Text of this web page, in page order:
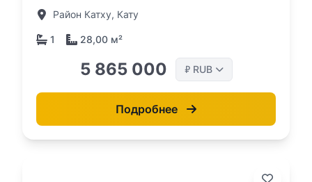
Район Катху, Кату
1 28,00 м²
5 865 000 ₽ RUB
Подробнее